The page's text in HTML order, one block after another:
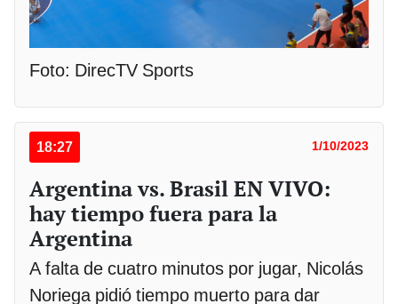
Foto: DirecTV Sports
18:27 1/10/2023
Argentina vs. Brasil EN VIVO:
hay tiempo fuera para la
Argentina
A falta de cuatro minutos por jugar, Nicolás
Noriega pidió tiempo muerto para dar